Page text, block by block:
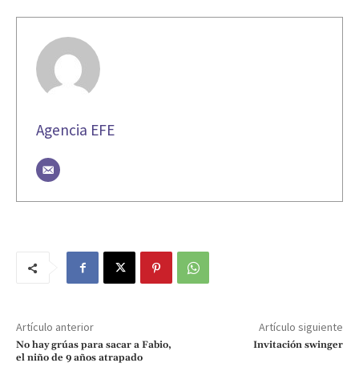
Agencia EFE
Artículo anterior
No hay grúas para sacar a Fabio,
el niño de 9 años atrapado
Artículo siguiente
Invitación swinger